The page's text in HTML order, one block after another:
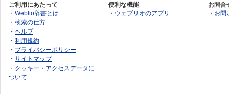
ご利用にあたって
・ Weblio辞書とは
・ 検索の仕方
・ ヘルプ
・ 利用規約
・ プライバシーポリシー
・ サイトマップ
・ クッキー・アクセスデータに
ついて
便利な機能
・ ウェブリオのアプリ
お問合
・ お問